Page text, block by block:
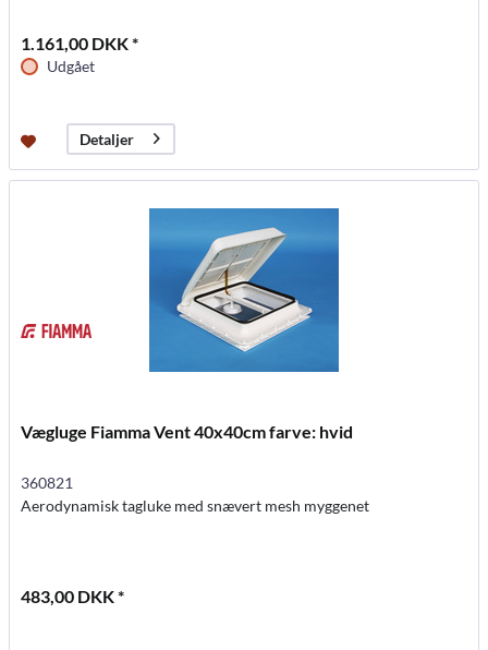
1.161,00 DKK *
Udgået
Detaljer
Vægluge Fiamma Vent 40x40cm farve: hvid
360821
Aerodynamisk tagluke med snævert mesh myggenet
483,00 DKK *